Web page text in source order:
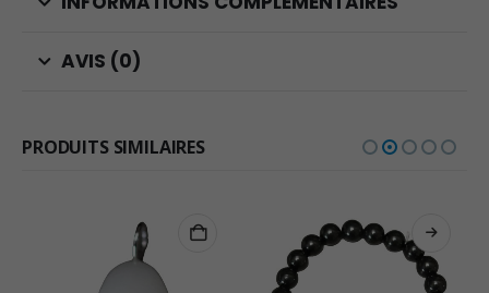
AVIS (0)
PRODUITS SIMILAIRES